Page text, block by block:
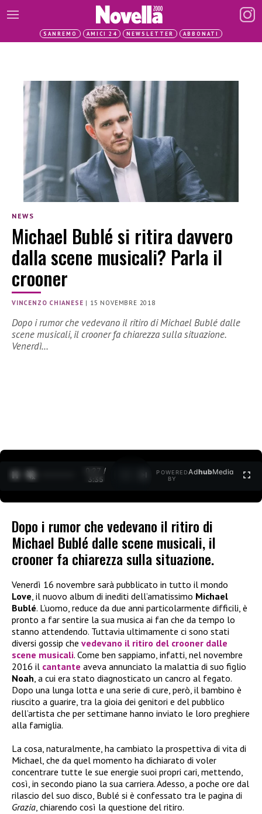
SANREMO AMICI 24 NEWSLETTER ABBONATI
NEWS
Michael Bublé si ritira davvero
dalla scene musicali? Parla il
crooner
VINCENZO CHIANESE | 15 NOVEMBRE 2018
Dopo i rumor che vedevano il ritiro di Michael Bublé dalle
scene musicali, il crooner fa chiarezza sulla situazione.
Venerdì…
0:27 /
3:35
POWERED
BY
AdhubMedia
Dopo i rumor che vedevano il ritiro di
Michael Bublé dalle scene musicali, il
crooner fa chiarezza sulla situazione.
Venerdì 16 novembre sarà pubblicato in tutto il mondo
Love, il nuovo album di inediti dell’amatissimo Michael
Bublé. L’uomo, reduce da due anni particolarmente difficili, è
pronto a far sentire la sua musica ai fan che da tempo lo
stanno attendendo. Tuttavia ultimamente ci sono stati
diversi gossip che vedevano il ritiro del crooner dalle
scene musicali. Come ben sappiamo, infatti, nel novembre
2016 il cantante aveva annunciato la malattia di suo figlio
Noah, a cui era stato diagnosticato un cancro al fegato.
Dopo una lunga lotta e una serie di cure, però, il bambino è
riuscito a guarire, tra la gioia dei genitori e del pubblico
dell’artista che per settimane hanno inviato le loro preghiere
alla famiglia.
La cosa, naturalmente, ha cambiato la prospettiva di vita di
Michael, che da quel momento ha dichiarato di voler
concentrare tutte le sue energie suoi propri cari, mettendo,
così, in secondo piano la sua carriera. Adesso, a poche ore dal
rilascio del suo disco, Bublé si è confessato tra le pagina di
Grazia, chiarendo così la questione del ritiro.